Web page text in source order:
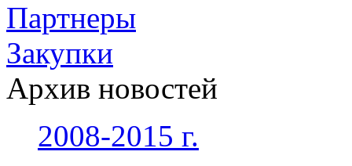
Партнеры
Закупки
Архив новостей
2008-2015 г.